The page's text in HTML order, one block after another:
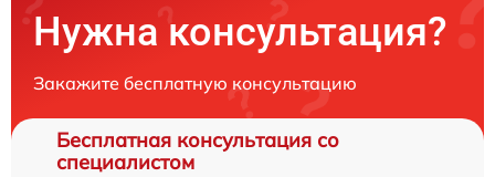
Нужна консультация?
Закажите бесплатную консультацию
Бесплатная консультация со
специалистом